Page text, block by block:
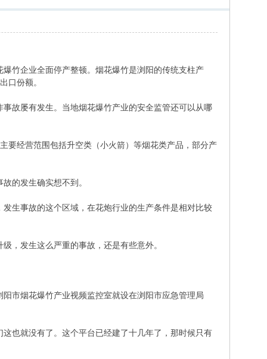
竹企业全面停产整顿。烟花爆竹是浏阳的传统支柱产
口份额。
故屡有发生。当地烟花爆竹产业的安全监管还可以从哪
要经营范围包括升空类（小火箭）等烟花类产品，部分产
的发生确实想不到。
生事故的这个区域，在花炮行业的生产条件是相对比较
，发生这么严重的事故，还是有些意外。
市烟花爆竹产业视频监控室就设在浏阳市应急管理局
也就没有了。这个平台已经建了十几年了，那时候只有